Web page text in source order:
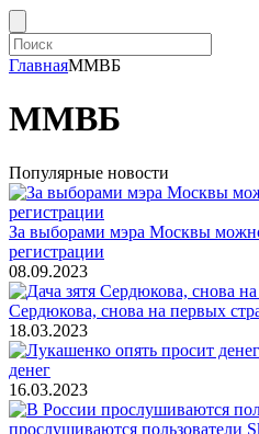
ГлавнаяММВБ
ММВБ
Популярные новости
За выборами мэра Москвы
регистрации
08.09.2023
Сердюкова, снова на первых
18.03.2023
денег
16.03.2023
прослушиваются пользователи